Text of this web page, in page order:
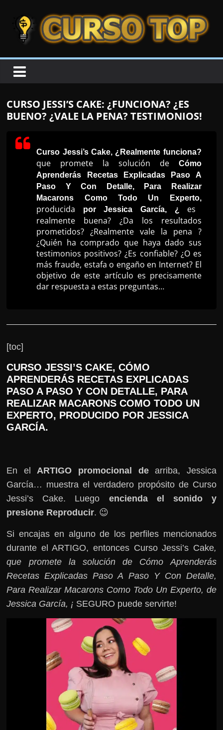
CURSOTOP
s
e
l
b
CURSO JESSI’S CAKE: ¿FUNCIONA? ¿ES
BUENO? ¿VALE LA PENA? TESTIMONIOS!
Curso Jessi’s Cake, ¿Realmente funciona?
que promete la solución de
Cómo
Aprenderás Recetas Explicadas Paso A
Paso Y Con Detalle, Para Realizar
Macarons Como Todo Un Experto,
producida por Jessica García, ¿ es
realmente buena? ¿Da los resultados
prometidos? ¿Realmente vale la pena ?
¿Quién ha comprado que haya dado sus
testimonios positivos? ¿Es confiable? ¿O es
más fraude, estafa o engaño en Internet? El
objetivo de este artículo es precisamente
dar respuesta a estas preguntas…
[toc]
CURSO JESSI’S CAKE, CÓMO
APRENDERÁS RECETAS EXPLICADAS
PASO A PASO Y CON DETALLE, PARA
REALIZAR MACARONS COMO TODO UN
EXPERTO, PRODUCIDO POR JESSICA
GARCÍA.
En el ARTIGO promocional dearriba, Jessica
García… muestra el verdadero propósito de Curso
Jessi’s Cake. Luego encienda el sonido y
presione Reproducir. 😉
Si encajas en alguno de los perfiles mencionados
durante el ARTIGO, entonces Curso Jessi’s Cake,
que promete la solución de Cómo Aprenderás
Recetas Explicadas Paso A Paso Y Con Detalle,
Para Realizar Macarons Como Todo Un Experto, de
Jessica García, ¡ SEGURO puede servirte!